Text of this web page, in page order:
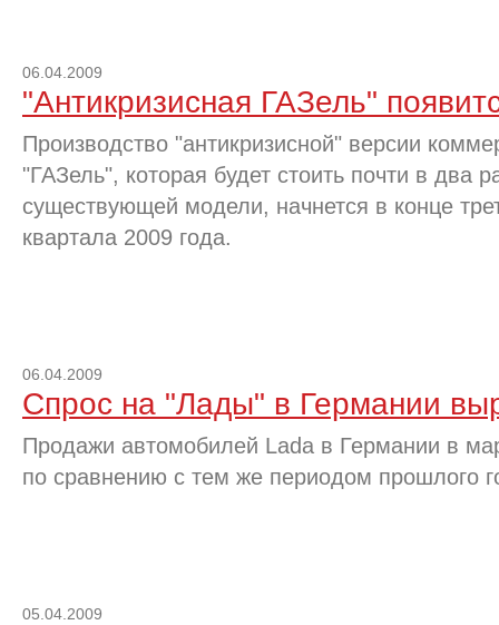
06.04.2009
"Антикризисная ГАЗель"
Производство "антикризисной" версии
"ГАЗель", которая будет стоить почти в два
существующей модели, начнется в конце
квартала 2009 года.
06.04.2009
Спрос на "Лады" в Германии
Продажи автомобилей Lada в Германии в
по сравнению с тем же периодом прошлого
05.04.2009